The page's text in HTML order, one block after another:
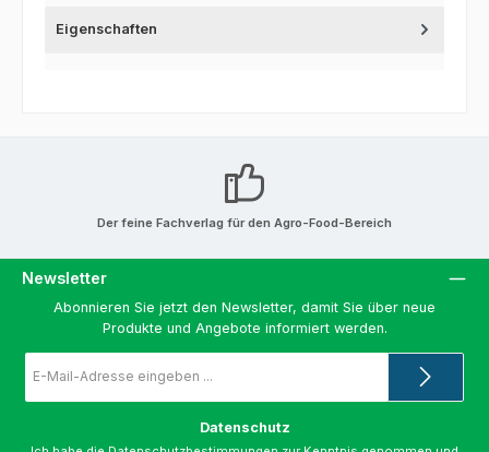
Eigenschaften
Der feine Fachverlag für den Agro-Food-Bereich
Newsletter
Abonnieren Sie jetzt den Newsletter, damit Sie über neue
Produkte und Angebote informiert werden.
Mail-
*
Datenschutz